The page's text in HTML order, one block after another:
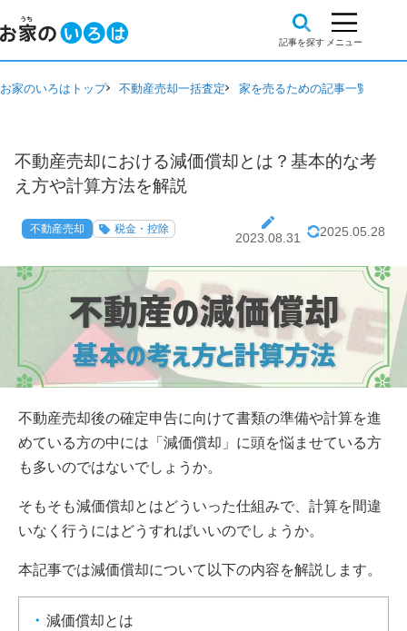
お家のいろはトップ 不動産売却一括査定 家を売るための記事一覧
不動産売却における減価償却とは？基本的な考
え方や計算方法を解説
不動産売却 税金・控除
2023.08.31 2025.05.28
不動産売却後の確定申告に向けて書類の準備や計算を進
めている方の中には「減価償却」に頭を悩ませている方
も多いのではないでしょうか。
そもそも減価償却とはどういった仕組みで、計算を間違
いなく行うにはどうすればいいのでしょうか。
本記事では減価償却について以下の内容を解説します。
減価償却とは